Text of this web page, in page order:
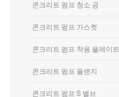
콘크리트 펌프 청소 공
콘크리트 펌프 가스켓
콘크리트 펌프 착용 플레이트
콘크리트 펌프 플랜지
콘크리트 펌프 S 밸브